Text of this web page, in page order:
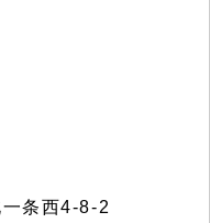
条西4-8-2